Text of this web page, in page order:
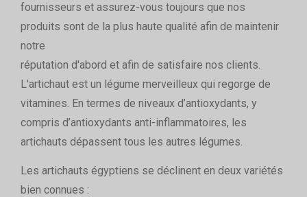
fournisseurs et assurez-vous toujours que nos
produits sont de la plus haute qualité afin de maintenir
notre
réputation d'abord et afin de satisfaire nos clients.
L'artichaut est un légume merveilleux qui regorge de
vitamines. En termes de niveaux d’antioxydants, y
compris d’antioxydants anti-inflammatoires, les
artichauts dépassent tous les autres légumes.
Les artichauts égyptiens se déclinent en deux variétés
bien connues :